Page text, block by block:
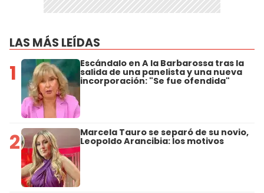
LAS MÁS LEÍDAS
1 Escándalo en A la Barbarossa tras la
salida de una panelista y una nueva
incorporación: "Se fue ofendida"
2 Marcela Tauro se separó de su novio,
Leopoldo Arancibia: los motivos